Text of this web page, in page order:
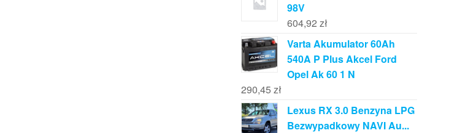
98V
604,92 zł
Varta Akumulator 60Ah
540A P Plus Akcel Ford
Opel Ak 60 1 N
290,45 zł
Lexus RX 3.0 Benzyna LPG
Bezwypadkowy NAVI Au...